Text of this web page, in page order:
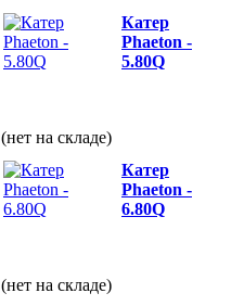
Катер
Phaeton -
5.80Q
(нет на складе)
Катер
Phaeton -
6.80Q
(нет на складе)